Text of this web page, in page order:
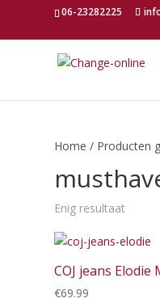
06-23282225
Home / Producten
Enig resultaat
COJ jeans Elodie
€69.99